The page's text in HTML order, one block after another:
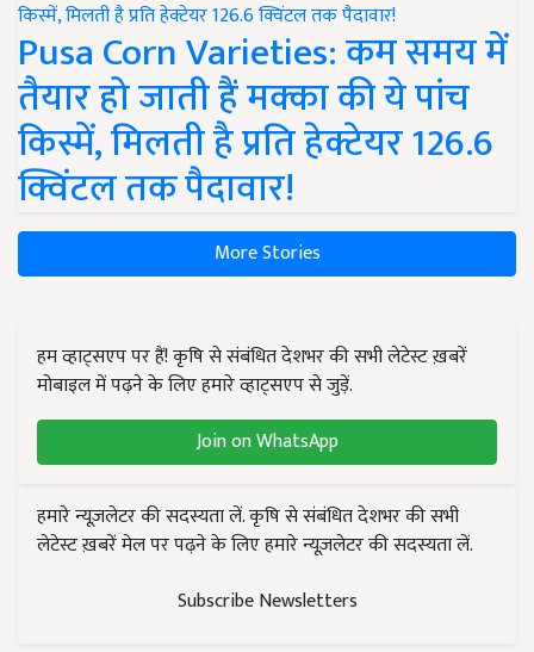
Pusa Corn Varieties: कम समय में
तैयार हो जाती हैं मक्का की ये पांच
किस्में, मिलती है प्रति हेक्टेयर 126.6
क्विंटल तक पैदावार!
More Stories
हम व्हाट्सएप पर हैं! कृषि से संबंधित देशभर की सभी लेटेस्ट ख़बरें
मोबाइल में पढ़ने के लिए हमारे व्हाट्सएप से जुड़ें.
Join on WhatsApp
हमारे न्यूज़लेटर की सदस्यता लें. कृषि से संबंधित देशभर की सभी
लेटेस्ट ख़बरें मेल पर पढ़ने के लिए हमारे न्यूज़लेटर की सदस्यता लें.
Subscribe Newsletters